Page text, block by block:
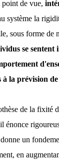
de vue,
système la
sous forme de
se
la prévision
de la fixité
énonce
un
en